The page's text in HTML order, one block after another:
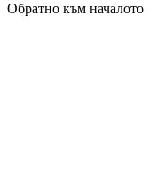
Обратно към началото